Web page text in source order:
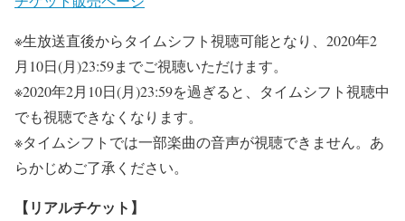
※⽣放送直後からタイムシフト視聴可能となり、2020年2
⽉10⽇(⽉)23:59までご視聴いただけます。
※2020年2⽉10⽇(⽉)23:59を過ぎると、タイムシフト視聴中
でも視聴できなくなります。
※タイムシフトでは⼀部楽曲の⾳声が視聴できません。あ
らかじめご了承ください。
【リアルチケット】